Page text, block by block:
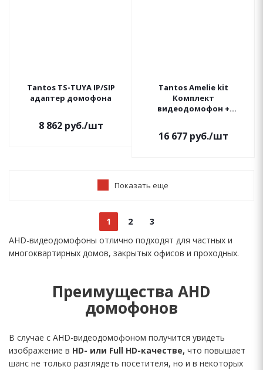
Tantos TS-TUYA IP/SIP
адаптер домофона
8 862руб./шт
Tantos Amelie kit
Комплект
видеодомофон +
16 677 руб./шт
Показать еще
1 2
3
AHD-видеодомофоны отлично подходят для частных и
многоквартирных домов, закрытых офисов и проходных.
Преимущества AHD
домофонов
В случае с AHD-видеодомофоном получится увидеть
изображение в HD- или Full HD-качестве, что повышает
шанс не только разглядеть посетителя, но и в некоторых